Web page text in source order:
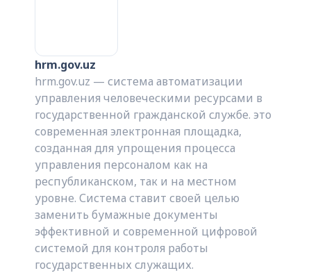
hrm.gov.uz
hrm.gov.uz — система автоматизации
управления человеческими ресурсами в
государственной гражданской службе. это
современная электронная площадка,
созданная для упрощения процесса
управления персоналом как на
республиканском, так и на местном
уровне. Система ставит своей целью
заменить бумажные документы
эффективной и современной цифровой
системой для контроля работы
государственных служащих.